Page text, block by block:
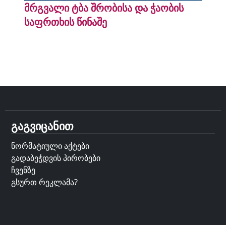
მრგვალი ტბა შრობისა და ჭაობის
საფრთხის წინაშე
გაგვიცანით
ნორმატიული აქტები
გადაბეჭდვის პირობები
ჩვენზე
გსურთ რეკლამა?